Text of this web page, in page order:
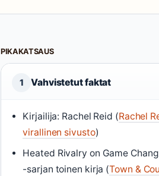
PIKAKATSAUS
1 Vahvistetut faktat
Kirjailija: Rachel Reid (Rachel
virallinen sivusto)
Heated Rivalry on Game
-sarjan toinen kirja (Town &